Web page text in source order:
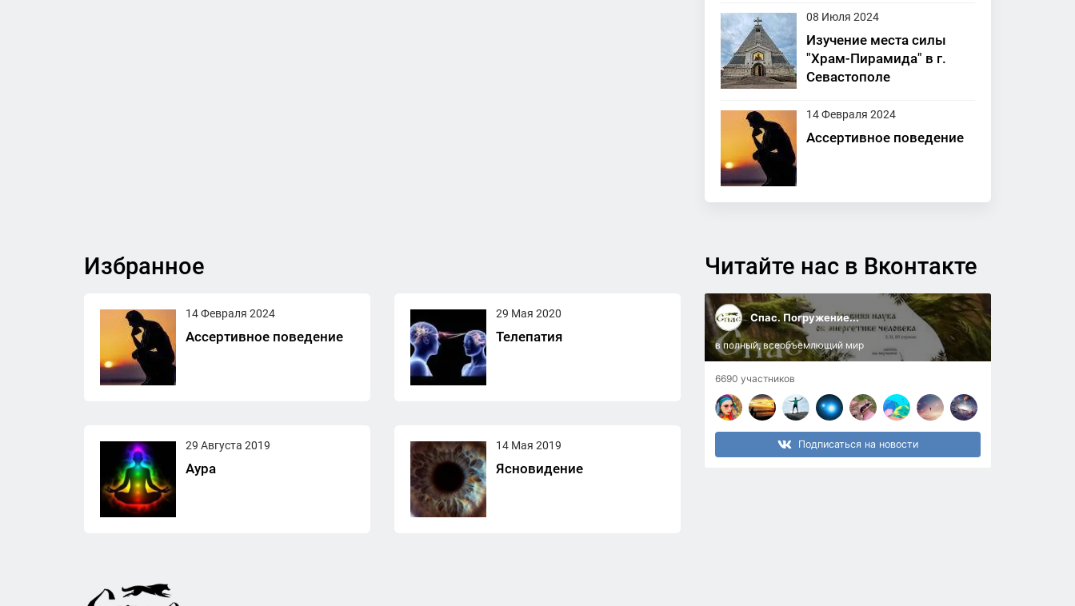
08 Июля 2024
Изучение места силы
"Храм-Пирамида" в г.
Севастополе
14 Февраля 2024
Ассертивное поведение
Избранное
14 Февраля 2024
Ассертивное поведение
29 Мая 2020
Телепатия
29 Августа 2019
Аура
14 Мая 2019
Ясновидение
Читайте нас в Вконтакте
Спас. Погружение...
в полный, всеобъемлющий мир
6690 участников
Подписаться на новости